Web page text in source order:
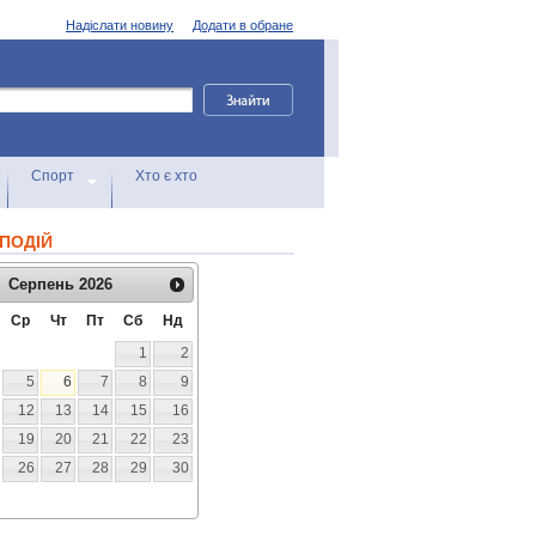
Додати в обране
Надіслати новину
Спорт Хто є хто
Серпень 2026
Ср Чт Пт Сб
Нд
1
2
5 6 7 8
9
12 13 14 15
16
19 20 21 22
23
26 27 28 29
30